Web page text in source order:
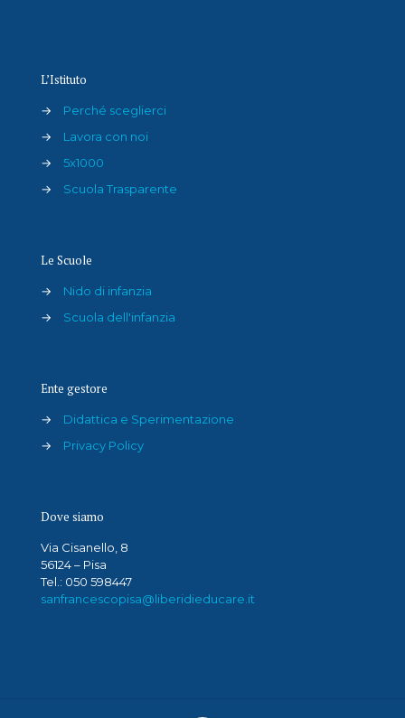
L’Istituto
→
Perché sceglierci
→
Lavora con noi
→
5x1000
→
Scuola Trasparente
Le Scuole
→
Nido di infanzia
→
Scuola dell'infanzia
Ente gestore
→
Didattica e Sperimentazione
→
Privacy Policy
Dove siamo
Via Cisanello, 8
56124 – Pisa
Tel.: 050 598447
sanfrancescopisa@liberidieducare.it